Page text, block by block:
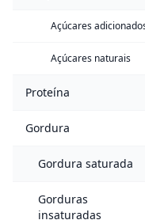
Açúcares
Açúcares naturais
Proteína
Gordura
Gordura saturada
Gorduras
insaturadas